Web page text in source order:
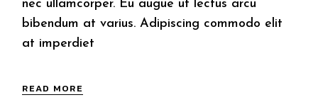
nec ullamcorper. Eu augue ut lectus arcu
bibendum at varius. Adipiscing commodo elit
at imperdiet
READ MORE